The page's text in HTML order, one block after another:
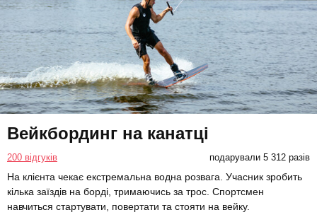
Вейкбординг на канатці
200 відгуків подарували 5 312 разів
На клієнта чекає екстремальна водна розвага. Учасник зробить
кілька заїздів на борді, тримаючись за трос. Спортсмен
навчиться стартувати, повертати та стояти на вейку.